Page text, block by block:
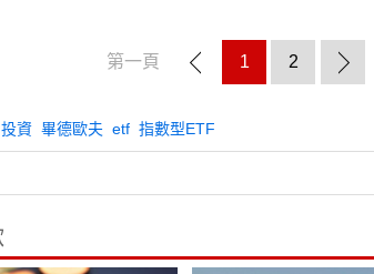
第一頁 1 2
投資 畢德歐夫 etf 指數型ETF